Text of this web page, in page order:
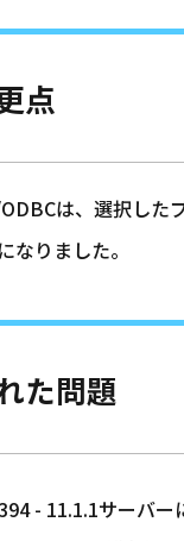
点
は、選択した
なりました。
た問題
- 11.1.1サーバ